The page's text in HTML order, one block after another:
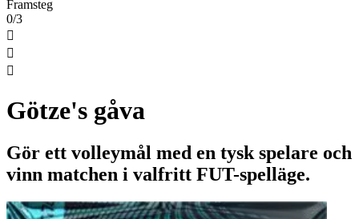
Framsteg
0/3



Götze's gåva
Gör ett volleymål med en tysk spelare och
vinn matchen i valfritt FUT-spelläge.